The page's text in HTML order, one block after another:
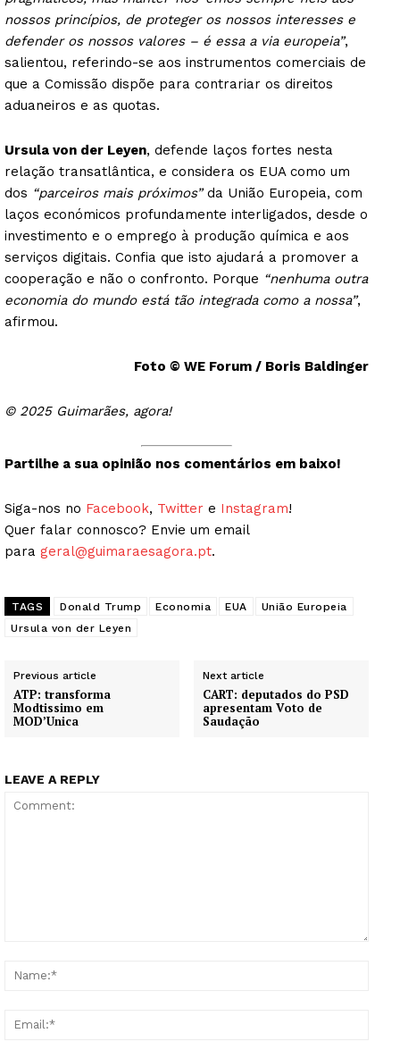
nossos princípios, de proteger os nossos interesses e
defender os nossos valores – é essa a via europeia”,
salientou, referindo-se aos instrumentos comerciais de
que a Comissão dispõe para contrariar os direitos
aduaneiros e as quotas.
Ursula von der Leyen, defende laços fortes nesta
relação transatlântica, e considera os EUA como um
dos “parceiros mais próximos”da União Europeia, com
laços económicos profundamente interligados, desde o
investimento e o emprego à produção química e aos
serviços digitais. Confia que isto ajudará a promover a
cooperação e não o confronto. Porque “nenhuma outra
economia do mundo está tão integrada como a nossa”,
afirmou.
Foto © WE Forum / Boris Baldinger
© 2025 Guimarães, agora!
Partilhe a sua opinião nos comentários em baixo!
Siga-nos no Facebook, Twitter e Instagram!
Quer falar connosco? Envie um email
para geral@guimaraesagora.pt.
TAGS Donald Trump Economia EUA
União Europeia
Ursula von der Leyen
Previous article
ATP: transforma
Modtissimo em
MOD’Unica
Next article
CART: deputados do PSD
apresentam Voto de
Saudação
LEAVE A REPLY